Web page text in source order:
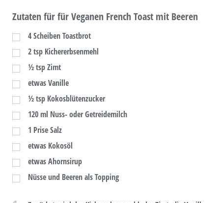
Zutaten für für Veganen French Toast mit Beeren
4Scheiben Toastbrot
2tsp Kichererbsenmehl
½tspZimt
etwas Vanille
½tsp Kokosblütenzucker
120 ml Nuss- oder Getreidemilch
1 Prise Salz
etwas Kokosöl
etwas Ahornsirup
Nüsse und Beeren als Topping